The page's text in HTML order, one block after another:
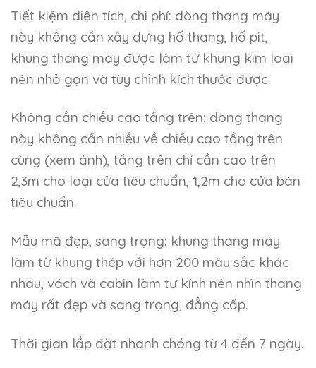
Tiết kiệm diện tích, chi phí: dòng thang máy
này không cần xây dựng hố thang, hố pit,
khung thang máy được làm từ khung kim loại
nên nhỏ gọn và tùy chỉnh kích thước được.
Không cần chiều cao tầng trên: dòng thang
này không cần nhiều về chiều cao tầng trên
cùng (xem ảnh), tầng trên chỉ cần cao trên
2,3m cho loại cửa tiêu chuẩn, 1,2m cho cửa bán
tiêu chuẩn.
Mẫu mã đẹp, sang trọng: khung thang máy
làm từ khung thép với hơn 200 màu sắc khác
nhau, vách và cabin làm tư kính nên nhìn thang
máy rất đẹp và sang trọng, đẳng cấp.
Thời gian lắp đặt nhanh chóng từ 4 đến 7 ngày.